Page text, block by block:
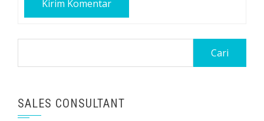
SALES CONSULTANT